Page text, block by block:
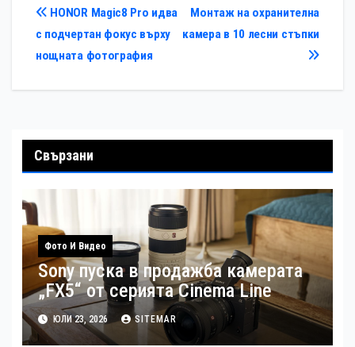
26mm F8 (S-R26)
Навигация
Монтаж на охранителна
камера в 10 лесни стъпки
HONOR Magic8 Pro идва
с подчертан фокус върху
нощната фотография
Свързани
Фото И Видео
Sony пуска в продажба камерата
„FX5“ от серията Cinema Line
ЮЛИ 23, 2026 SITEMAR